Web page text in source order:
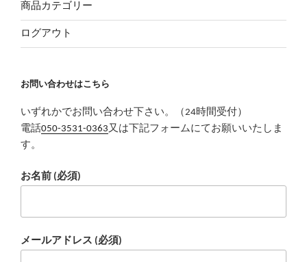
商品カテゴリー
ログアウト
お問い合わせはこちら
いずれかでお問い合わせ下さい。（24時間受付）
電話050-3531-0363 又は下記フォームにてお願いいたしま
す。
お名前 (必須)
メールアドレス (必須)